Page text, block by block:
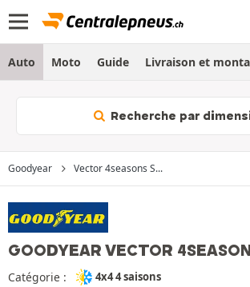
Auto Moto Guide Livraison et
Recherche par
Goodyear Vector 4seasons S...
GOODYEAR VECTOR
Catégorie : 4x4 4 saisons